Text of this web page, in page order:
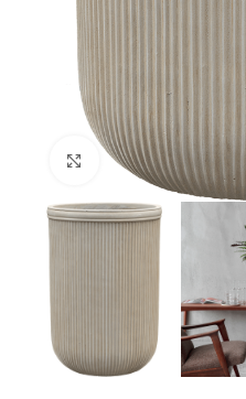
Klik om te vergroten